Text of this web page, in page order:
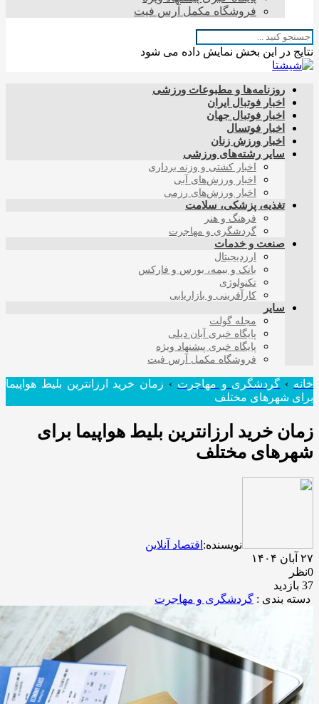
فروشگاه مکمل آرس فیت
نتایج در این بخش نمایش داده می شود
روزنامه‌ها و مطبوعات ورزشی
اخبار فوتبال ایران
اخبار فوتبال جهان
اخبار فوتسال
اخبار ورزش زنان
سایر رشته‌های ورزشی
اخبار کشتی و وزنه برداری
اخبار ورزش‌های آبی
اخبار ورزش‌های رزمی
تغذیه، پزشکی، سلامت
فرهنگ و هنر
گردشگری و مهاجرت
صنعت و خدمات
ارزدیجیتال
بانک و بیمه، بورس و فارکس
تکنولوژی
کارآفرینی و بازاریابی
سایر
مجله گولت
پایگاه خبری آبان دیلی
پایگاه خبری پیشنهاد ویژه
فروشگاه مکمل آرس فیت
خانه › گردشگری و مهاجرت › زمان خرید ارزانترین بلیط هواپیما
برای شهرهای مختلف
زمان خرید ارزانترین بلیط هواپیما برای
شهرهای مختلف
نویسنده: اقتصاد آنلاین
۲۷ آبان ۱۴۰۴
0نظر
37 بازدید
دسته بندی : گردشگری و مهاجرت